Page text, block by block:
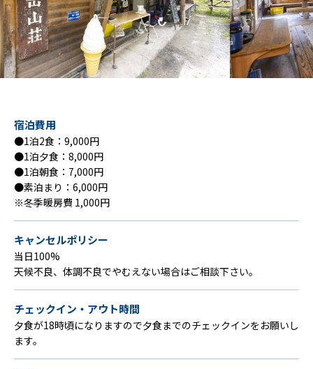
宿泊費用
●1泊2食：9,000円
●1泊夕食：8,000円
●1泊朝食：7,000円
●素泊まり：6,000円
※冬季暖房費 1,000円
キャンセルポリシー
当日100%
天候不良、体調不良でやむえない場合はご相談下さい。
チェックイン・アウト時間
夕食が18時頃になりますので夕食までのチェックインをお願いし
ます。